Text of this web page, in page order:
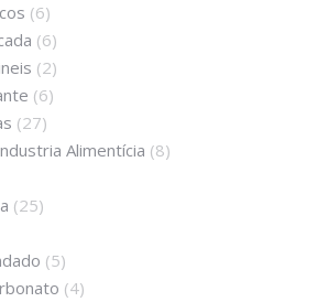
(6)
(6)
(2)
(6)
(27)
Alimentícia (8)
(25)
(5)
(4)